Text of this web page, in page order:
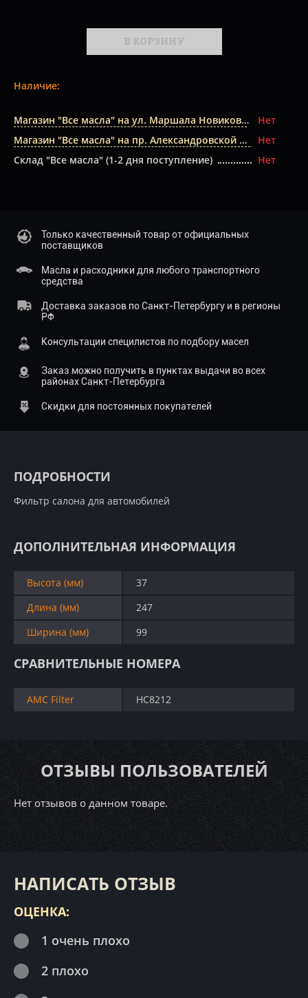
В КОРЗИНУ
Наличие:
Магазин "Все масла" на ул. Маршала Новикова
Нет
Магазин "Все масла" на пр. Александровской Фермы
Нет
Склад "Все масла" (1-2 дня поступление)
Нет
Только качественный товар от официальных
поставщиков
Масла и расходники для любого транспортного
средства
Доставка заказов по Санкт-Петербургу и в регионы
РФ
Консультации специлистов по подбору масел
Заказ можно получить в пунктах выдачи во всех
районах Санкт-Петербурга
Скидки для постоянных покупателей
ПОДРОБНОСТИ
Фильтр салона для автомобилей
ДОПОЛНИТЕЛЬНАЯ ИНФОРМАЦИЯ
Высота (мм)
37
Длина (мм)
247
Ширина (мм)
99
СРАВНИТЕЛЬНЫЕ НОМЕРА
AMC Filter HC8212
ОТЗЫВЫ ПОЛЬЗОВАТЕЛЕЙ
Нет отзывов о данном товаре.
НАПИСАТЬ ОТЗЫВ
ОЦЕНКА:
1 очень плохо
2 плохо